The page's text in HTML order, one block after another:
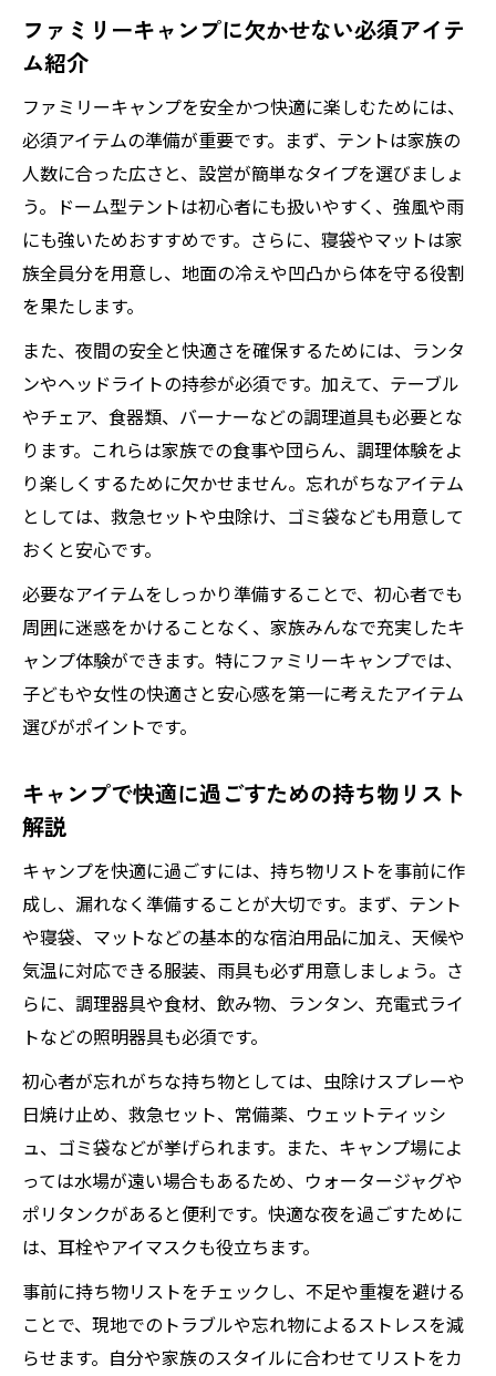
ファミリーキャンプに欠かせない必須アイテ
ム紹介
ファミリーキャンプを安全かつ快適に楽しむためには、
必須アイテムの準備が重要です。まず、テントは家族の
人数に合った広さと、設営が簡単なタイプを選びましょ
う。ドーム型テントは初心者にも扱いやすく、強風や雨
にも強いためおすすめです。さらに、寝袋やマットは家
族全員分を用意し、地面の冷えや凹凸から体を守る役割
を果たします。
また、夜間の安全と快適さを確保するためには、ランタ
ンやヘッドライトの持参が必須です。加えて、テーブル
やチェア、食器類、バーナーなどの調理道具も必要とな
ります。これらは家族での食事や団らん、調理体験をよ
り楽しくするために欠かせません。忘れがちなアイテム
としては、救急セットや虫除け、ゴミ袋なども用意して
おくと安心です。
必要なアイテムをしっかり準備することで、初心者でも
周囲に迷惑をかけることなく、家族みんなで充実したキ
ャンプ体験ができます。特にファミリーキャンプでは、
子どもや女性の快適さと安心感を第一に考えたアイテム
選びがポイントです。
キャンプで快適に過ごすための持ち物リスト
解説
キャンプを快適に過ごすには、持ち物リストを事前に作
成し、漏れなく準備することが大切です。まず、テント
や寝袋、マットなどの基本的な宿泊用品に加え、天候や
気温に対応できる服装、雨具も必ず用意しましょう。さ
らに、調理器具や食材、飲み物、ランタン、充電式ライ
トなどの照明器具も必須です。
初心者が忘れがちな持ち物としては、虫除けスプレーや
日焼け止め、救急セット、常備薬、ウェットティッシ
ュ、ゴミ袋などが挙げられます。また、キャンプ場によ
っては水場が遠い場合もあるため、ウォータージャグや
ポリタンクがあると便利です。快適な夜を過ごすために
は、耳栓やアイマスクも役立ちます。
事前に持ち物リストをチェックし、不足や重複を避ける
ことで、現地でのトラブルや忘れ物によるストレスを減
らせます。自分や家族のスタイルに合わせてリストをカ